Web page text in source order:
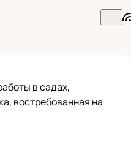
в садах,
востребованная на